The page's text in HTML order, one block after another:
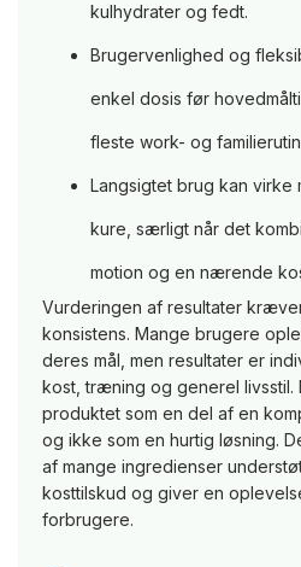
kulhydrater og fedt.
Brugervenlighed og
enkel dosis før
fleste work- og
Langsigtet brug kan virke
kure, særligt når det
motion og en nærende
Vurderingen af resultater
konsistens. Mange brugere
deres mål, men resultater er
kost, træning og generel livsstil.
produktet som en del af en
og ikke som en hurtig løsning.
af mange ingredienser
kosttilskud og giver en
forbrugere.